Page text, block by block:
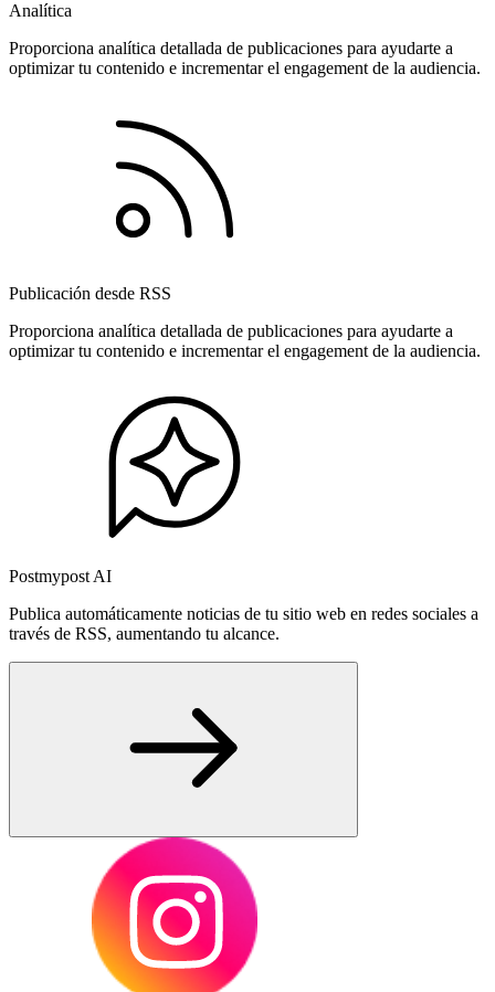
Analítica
Proporciona analítica detallada de publicaciones para ayudarte a
optimizar tu contenido e incrementar el engagement de la audiencia.
Publicación desde RSS
Proporciona analítica detallada de publicaciones para ayudarte a
optimizar tu contenido e incrementar el engagement de la audiencia.
Postmypost AI
Publica automáticamente noticias de tu sitio web en redes sociales a
través de RSS, aumentando tu alcance.